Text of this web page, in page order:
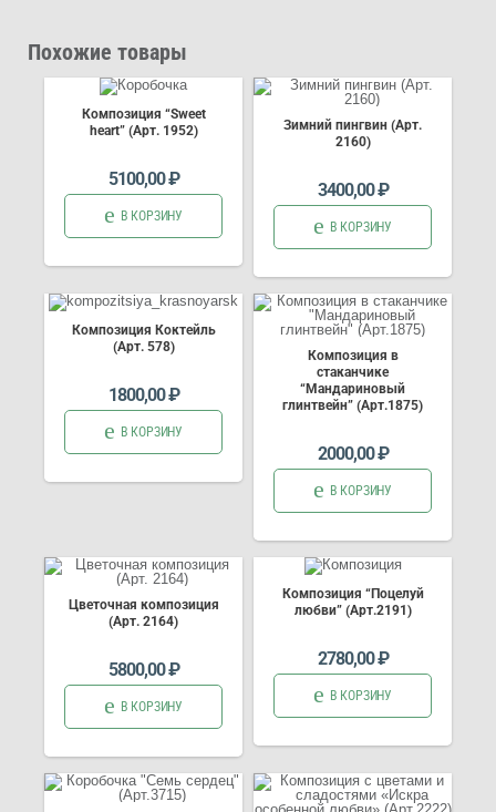
Похожие товары
Композиция “Sweet
heart” (Арт. 1952)
5100,00₽
В КОРЗИНУ
Зимний пингвин (Арт.
2160)
3400,00₽
В КОРЗИНУ
Композиция Коктейль
(Арт. 578)
1800,00₽
В КОРЗИНУ
Композиция в
стаканчике
“Мандариновый
глинтвейн” (Арт.1875)
2000,00₽
В КОРЗИНУ
Цветочная композиция
(Арт. 2164)
5800,00₽
В КОРЗИНУ
Композиция “Поцелуй
любви” (Арт.2191)
2780,00₽
В КОРЗИНУ